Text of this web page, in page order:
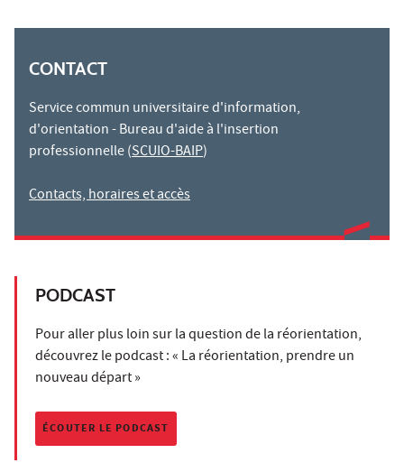
CONTACT
Service commun universitaire d'information,
d'orientation - Bureau d'aide à l'insertion
professionnelle (SCUIO-BAIP)
Contacts, horaires et accès
PODCAST
Pour aller plus loin sur la question de la réorientation,
découvrez le podcast : « La réorientation, prendre un
nouveau départ »
ÉCOUTER LE PODCAST